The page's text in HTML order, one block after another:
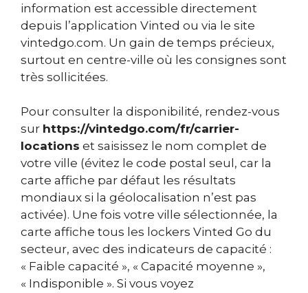
information est accessible directement
depuis l’application Vinted ou via le site
vintedgo.com. Un gain de temps précieux,
surtout en centre-ville où les consignes sont
très sollicitées.
Pour consulter la disponibilité, rendez-vous
sur https://vintedgo.com/fr/carrier-
locations et saisissez le nom complet de
votre ville (évitez le code postal seul, car la
carte affiche par défaut les résultats
mondiaux si la géolocalisation n’est pas
activée). Une fois votre ville sélectionnée, la
carte affiche tous les lockers Vinted Go du
secteur, avec des indicateurs de capacité :
« Faible capacité », « Capacité moyenne »,
« Indisponible ». Si vous voyez